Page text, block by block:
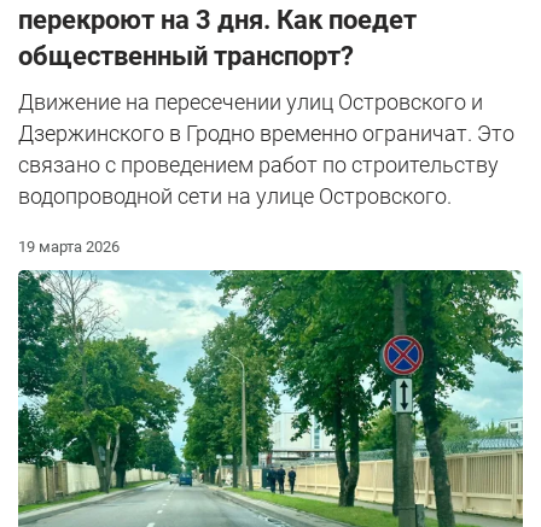
перекроют на 3 дня. Как поедет
общественный транспорт?
Движение на пересечении улиц Островского и
Дзержинского в Гродно временно ограничат. Это
связано с проведением работ по строительству
водопроводной сети на улице Островского.
19 марта 2026